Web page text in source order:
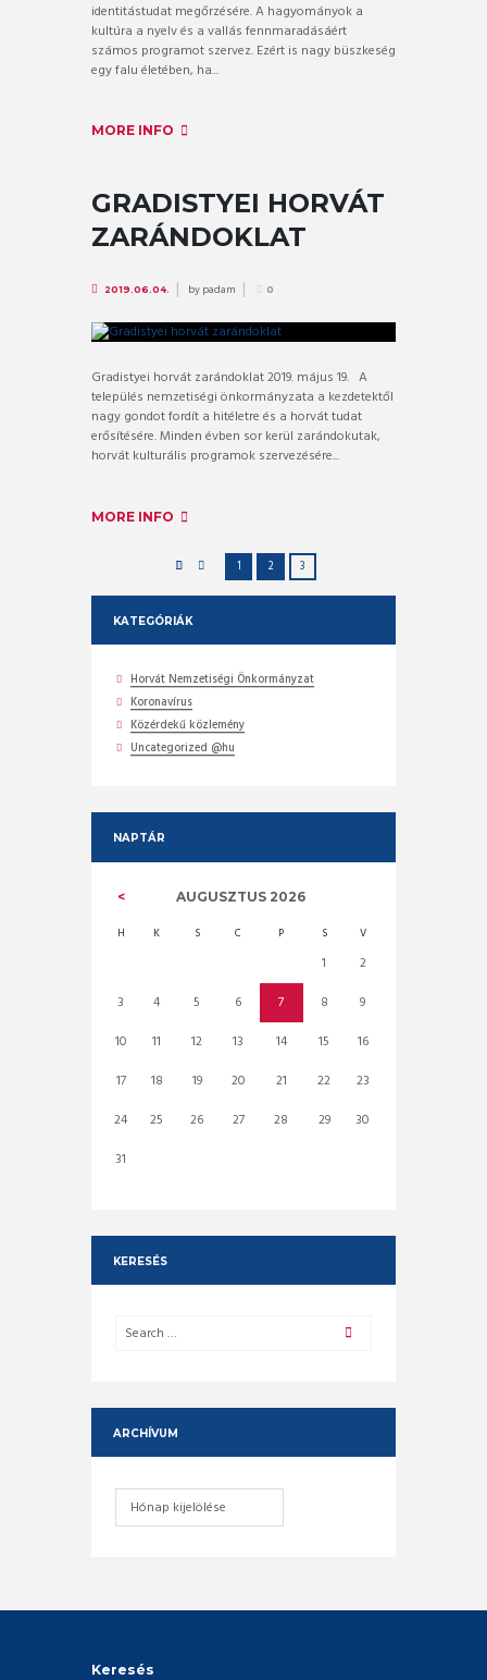
identitástudat megőrzésére. A hagyományok a
kultúra a nyelv és a vallás fennmaradásáért
számos programot szervez. Ezért is nagy büszkeség
egy falu életében, ha...
MORE INFO
GRADISTYEI HORVÁT
ZARÁNDOKLAT
2019.06.04. bypadam 0
Gradistyei horvát zarándoklat 2019. május 19. A
település nemzetiségi önkormányzata a kezdetektől
nagy gondot fordít a hitéletre és a horvát tudat
erősítésére. Minden évben sor kerül zarándokutak,
horvát kulturális programok szervezésére...
MORE INFO
1 2 3
KATEGÓRIÁK
Horvát Nemzetiségi Önkormányzat
Koronavírus
Közérdekű közlemény
Uncategorized @hu
NAPTÁR
AUGUSZTUS 2026
H K S C P S V
1
2
3
4 5 6 7 8
9
10
11 12 13 14 15
16
17
18 19 20 21 22
23
24
25 26 27 28 29
30
31
KERESÉS
ARCHÍVUM
Archívum
Keresés